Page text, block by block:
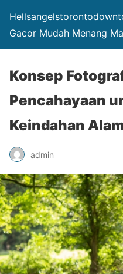
Gacor Mudah Menang
Konsep
Pencahayaan
Keindahan
admin